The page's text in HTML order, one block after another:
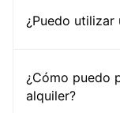
¿Puedo
¿Cómo puedo
alquiler?